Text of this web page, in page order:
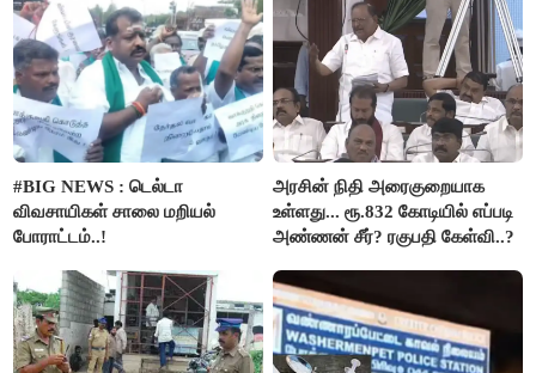
#BIG NEWS : டெல்டா
விவசாயிகள் சாலை மறியல்
போராட்டம்..!
அரசின் நிதி அரைகுறையாக
உள்ளது... ரூ.832 கோடியில் எப்படி
அண்ணன் சீர்? ரகுபதி கேள்வி..?